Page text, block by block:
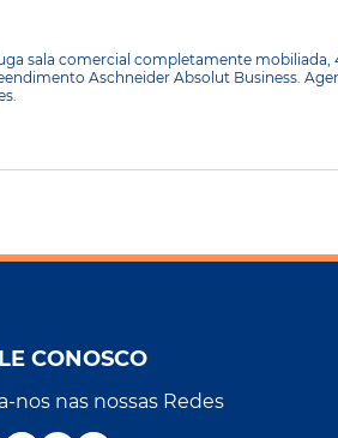
sala comercial completamente mobiliada,
Aschneider Absolut Business.
CONOSCO
nos nas nossas Redes